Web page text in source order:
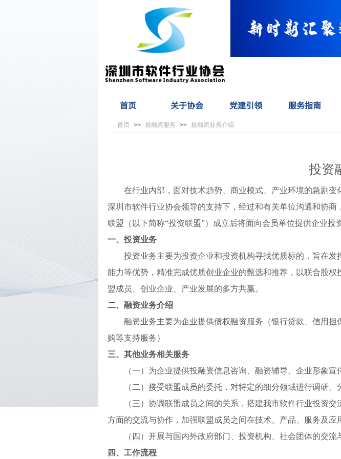
首页 关于协会 党建引领 服务指南
首页 >> 投融资服务 >> 投融资业务介绍
投资
在行业内部，面对技术趋势、商业模式、产业环境的急剧
深圳市软件行业协会领导的支持下，经过和有关单位沟通和协商
联盟（以下简称“投资联盟”）成立后将面向会员单位提供企业投
一、投资业务
投资业务主要为投资企业和投资机构寻找优质标的，旨在
能力等优势，精准完成优质创业企业的甄选和推荐，以联合股
盟成员、创业企业、产业发展的多方共赢。
二、融资业务介绍
融资业务主要为企业提供债权融资服务（银行贷款、信用担
购等支持服务）
三、其他业务相关服务
（一）为企业提供投融资信息咨询、融资辅导、企业形象宣
（二）接受联盟成员的委托，对特定的细分领域进行调研
（三）协调联盟成员之间的关系，搭建我市软件行业投资
方面的交流与协作，加强联盟成员之间在技术、产品、服务及应
（四）开展与国内外政府部门、投资机构、社会团体的交
四、工作流程